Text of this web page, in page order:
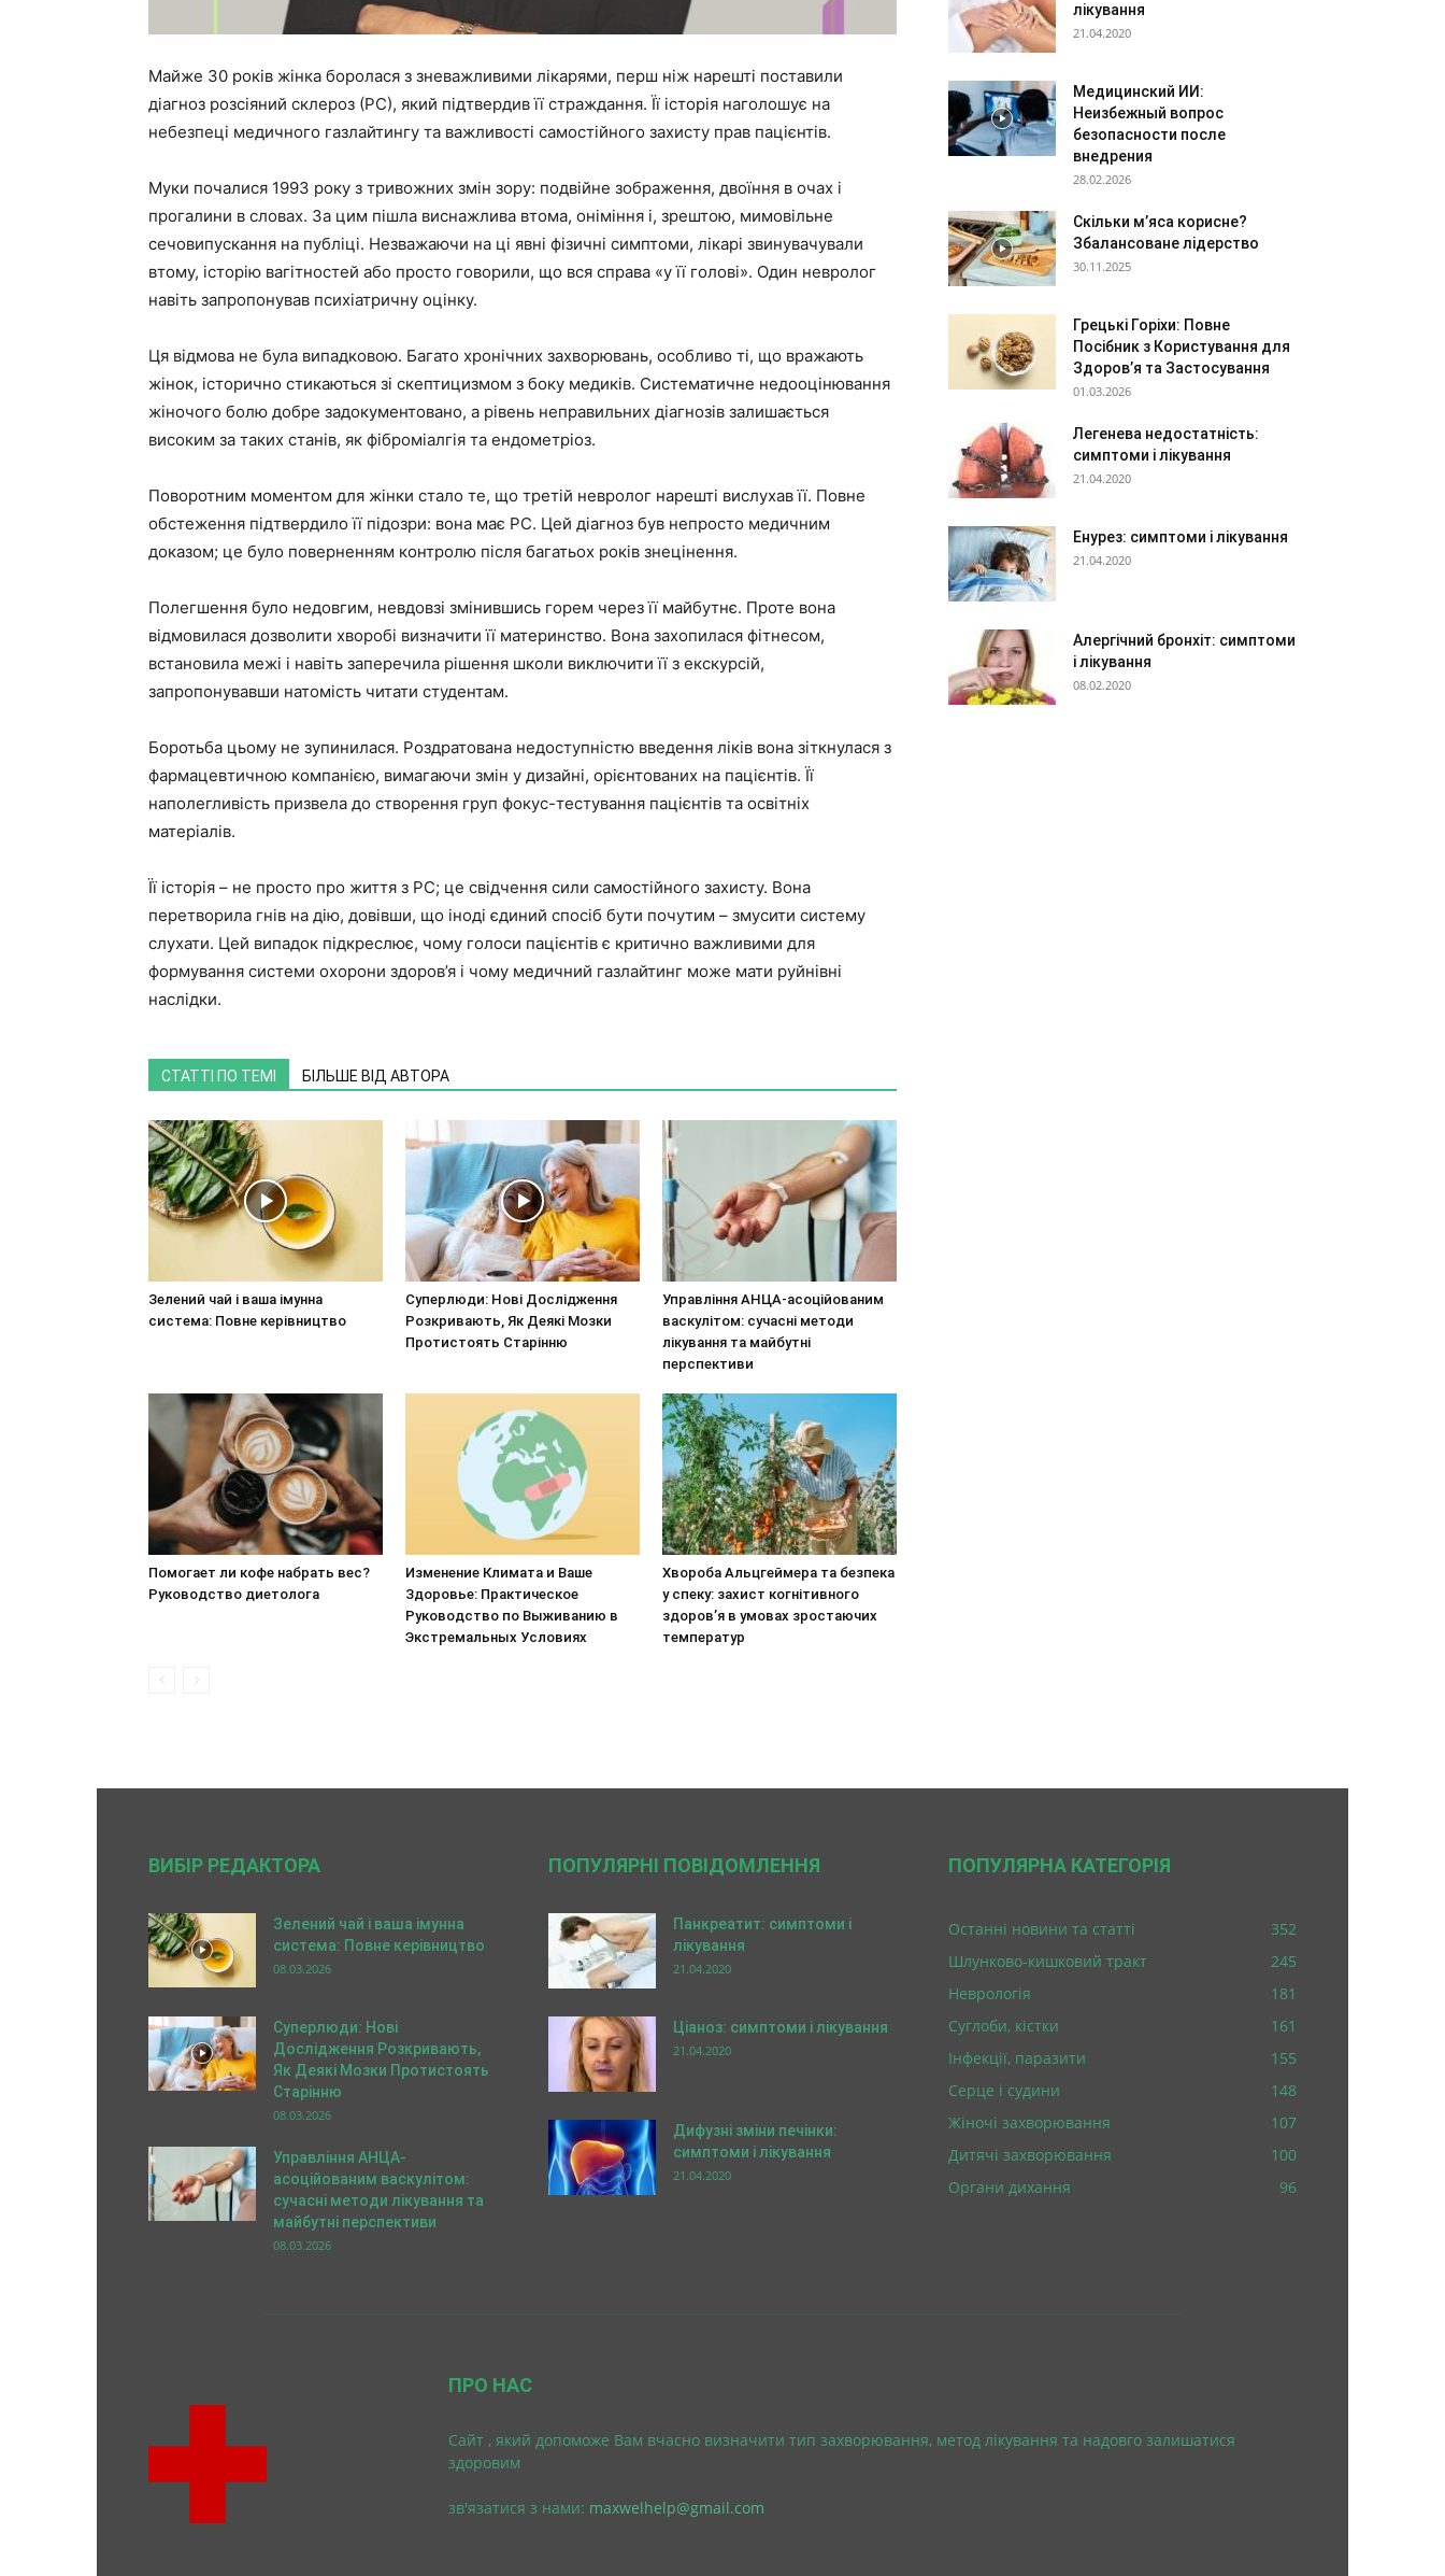
Майже 30 років жінка боролася з зневажливими лікарями, перш ніж нарешті поставили
діагноз розсіяний склероз (РС), який підтвердив її страждання. Її історія наголошує на
небезпеці медичного газлайтингу та важливості самостійного захисту прав пацієнтів.
Муки почалися 1993 року з тривожних змін зору: подвійне зображення, двоїння в очах і
прогалини в словах. За цим пішла виснажлива втома, оніміння і, зрештою, мимовільне
сечовипускання на публіці. Незважаючи на ці явні фізичні симптоми, лікарі звинувачували
втому, історію вагітностей або просто говорили, що вся справа «у її голові». Один невролог
навіть запропонував психіатричну оцінку.
Ця відмова не була випадковою. Багато хронічних захворювань, особливо ті, що вражають
жінок, історично стикаються зі скептицизмом з боку медиків. Систематичне недооцінювання
жіночого болю добре задокументовано, а рівень неправильних діагнозів залишається
високим за таких станів, як фіброміалгія та ендометріоз.
Поворотним моментом для жінки стало те, що третій невролог нарешті вислухав її. Повне
обстеження підтвердило її підозри: вона має РС. Цей діагноз був непросто медичним
доказом; це було поверненням контролю після багатьох років знецінення.
Полегшення було недовгим, невдовзі змінившись горем через її майбутнє. Проте вона
відмовилася дозволити хворобі визначити її материнство. Вона захопилася фітнесом,
встановила межі і навіть заперечила рішення школи виключити її з екскурсій,
запропонувавши натомість читати студентам.
Боротьба цьому не зупинилася. Роздратована недоступністю введення ліків вона зіткнулася з
фармацевтичною компанією, вимагаючи змін у дизайні, орієнтованих на пацієнтів. Її
наполегливість призвела до створення груп фокус-тестування пацієнтів та освітніх
матеріалів.
Її історія – не просто про життя з РС; це свідчення сили самостійного захисту. Вона
перетворила гнів на дію, довівши, що іноді єдиний спосіб бути почутим – змусити систему
слухати. Цей випадок підкреслює, чому голоси пацієнтів є критично важливими для
формування системи охорони здоров’я і чому медичний газлайтинг може мати руйнівні
наслідки.
СТАТТІ ПО ТЕМІ БІЛЬШЕ ВІД АВТОРА
Зелений чай і ваша імунна
система: Повне керівництво
Суперлюди: Нові Дослідження
Розкривають, Як Деякі Мозки
Протистоять Старінню
Управління АНЦА-асоційованим
васкулітом: сучасні методи
лікування та майбутні
перспективи
Помогает ли кофе набрать вес?
Руководство диетолога
Изменение Климата и Ваше
Здоровье: Практическое
Руководство по Выживанию в
Экстремальных Условиях
Хвороба Альцгеймера та безпека
у спеку: захист когнітивного
здоров’я в умовах зростаючих
температур
лікування
21.04.2020
Медицинский ИИ:
Неизбежный вопрос
безопасности после
внедрения
28.02.2026
Скільки м’яса корисне?
Збалансоване лідерство
30.11.2025
Грецькі Горіхи: Повне
Посібник з Користування для
Здоров’я та Застосування
01.03.2026
Легенева недостатність:
симптоми і лікування
21.04.2020
Енурез: симптоми і лікування
21.04.2020
Алергічний бронхіт: симптоми
і лікування
08.02.2020
ВИБІР РЕДАКТОРА
Зелений чай і ваша імунна
система: Повне керівництво
08.03.2026
Суперлюди: Нові
Дослідження Розкривають,
Як Деякі Мозки Протистоять
Старінню
08.03.2026
Управління АНЦА-
асоційованим васкулітом:
сучасні методи лікування та
майбутні перспективи
08.03.2026
ПОПУЛЯРНІ ПОВІДОМЛЕННЯ
Панкреатит: симптоми і
лікування
21.04.2020
Ціаноз: симптоми і лікування
21.04.2020
Дифузні зміни печінки:
симптоми і лікування
21.04.2020
ПОПУЛЯРНА КАТЕГОРІЯ
Останні новини та статті
352
Шлунково-кишковий тракт
245
Неврологія
181
Суглоби, кістки
161
Інфекції, паразити
155
Серце і судини
148
Жіночі захворювання
107
Дитячі захворювання
100
Органи дихання
96
ПРО НАС
Cайт , який допоможе Вам вчасно визначити тип захворювання, метод лікування та надовго залишатися
здоровим
зв'язатися з нами: maxwelhelp@gmail.com